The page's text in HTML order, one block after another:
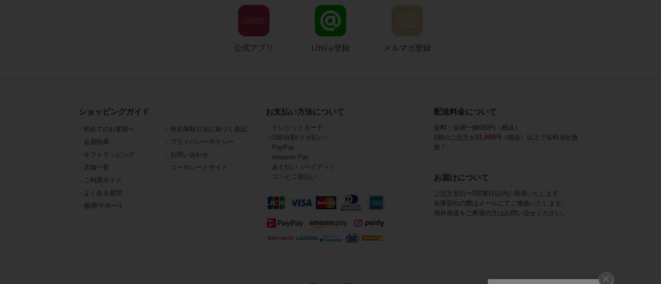
公式アプリ LINE@登録 メルマガ登録
ショッピングガイド
初めてのお客様へ
会員特典
ギフトラッピング
店舗一覧
ご利用ガイド
よくある質問
修理/サポート
特定商取引法に基づく表記
プライバシーポリシー
お問い合わせ
コーポレートサイト
お支払い方法について
・クレジットカード
（1回/分割/リボ払い）
・PayPay
・Amazon Pay
・あと払い（ペイディ）
・コンビニ前払い
配送料金について
送料：全国一律660円（税込）
1回のご注文が11,000円
（税込）以上で送料当社負
担！
お届けについて
ご注文翌日〜5営業日以内に発送いたします。
在庫切れの際はメールにてご連絡いたします。
海外発送をご希望の方はお問い合せください。